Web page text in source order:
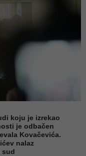
koju je izrekao
je odbačen
Kovačevića.
nalaz
sud